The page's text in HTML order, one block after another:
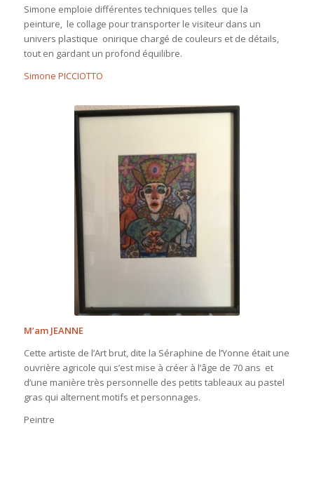
Simone emploie différentes techniques telles que la
peinture, le collage pour transporter le visiteur dans un
univers plastique onirique chargé de couleurs et de détails,
tout en gardant un profond équilibre.
Simone PICCIOTTO
M’am JEANNE
Cette artiste de l’Art brut, dite la Séraphine de l’Yonne était une
ouvrière agricole qui s’est mise à créer à l’âge de 70 ans et
d’une manière très personnelle des petits tableaux au pastel
gras qui alternent motifs et personnages.
Peintre